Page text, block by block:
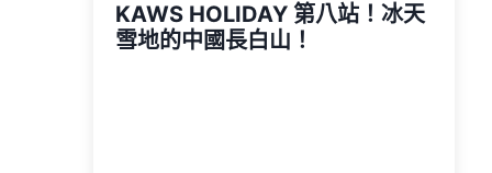
KAWS HOLIDAY 第八站！冰天
雪地的中國長白山！